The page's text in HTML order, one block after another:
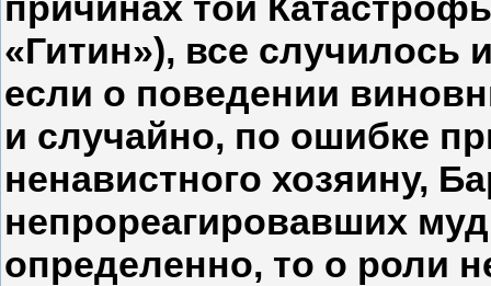
«Гитин»), все
если о поведении
и случайно, по ошибке
ненавистного хозяину,
непрореагировавших
определенно, то о роли